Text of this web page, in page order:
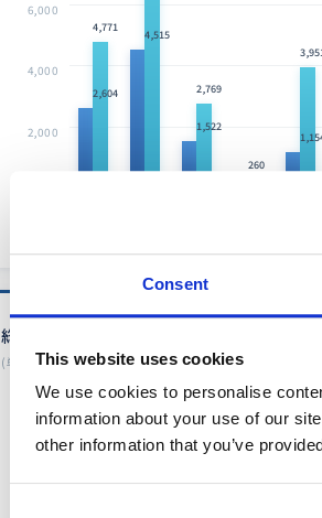
Consent
This website uses cookies
We use cookies to personalise
information about your use of our
other information that you’ve
6,000
4,000
2,000
2,604
4,771
4,515
1,522
2,769
260
総資産
(単位:百万円)
129,566
141,365